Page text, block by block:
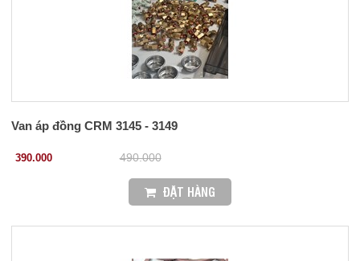
Van áp đồng CRM 3145 - 3149
390.000 490.000
ĐẶT HÀNG